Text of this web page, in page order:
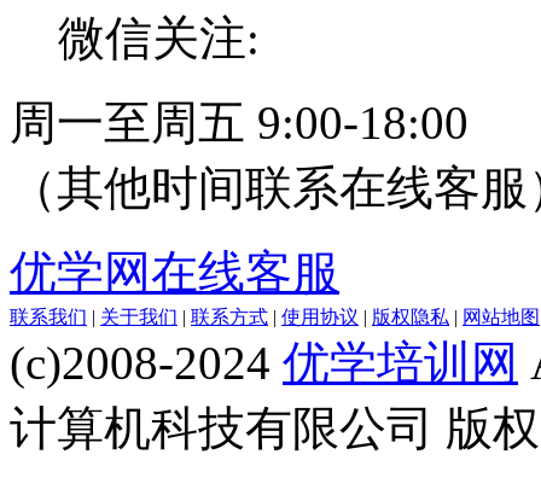
微信关注:
周一至周五 9:00-18:00
（其他时间联系在线客服
优学网在线客服
联系我们 | 关于我们 | 联系方式 | 使用协议 | 版权隐私 | 网站地图
(c)2008-2024 优学培训网
计算机科技有限公司 版